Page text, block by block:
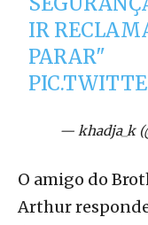
IR
PARAR"
— khadja_k
O amigo do
Arthur